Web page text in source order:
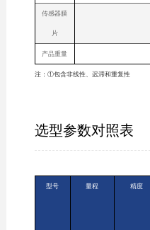
传感器膜
片
产品重量
注：①包含非线性、迟滞和重复性
选型参数对照表
型号 量程 精度